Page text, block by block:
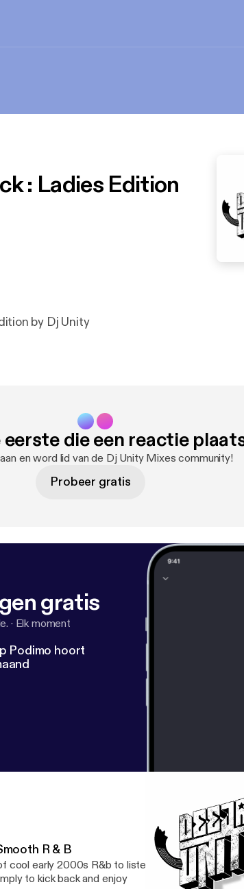
: Ladies Edition
by Dj Unity
eerste die een reactie
en word lid van de Dj Unity Mixes community!
Probeer gratis
gratis
· Elk moment
Podimo hoort
R & B
cool early 2000s R&b to listen to while at work,
to kick back and enjoy